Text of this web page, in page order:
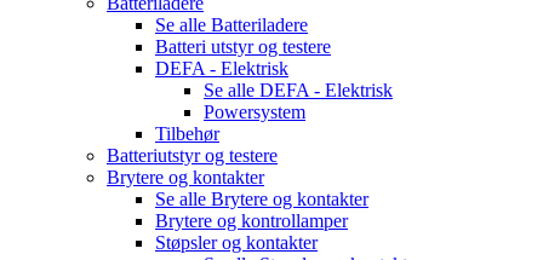
Se alle Batteriladere
Batteri utstyr og testere
DEFA - Elektrisk
Se alle DEFA - Elektrisk
Powersystem
Tilbehør
Batteriutstyr og testere
Brytere og kontakter
Se alle Brytere og kontakter
Brytere og kontrollamper
Støpsler og kontakter